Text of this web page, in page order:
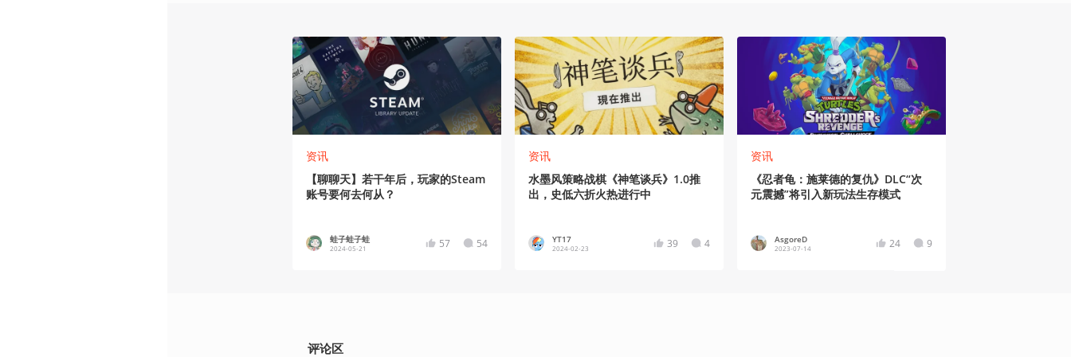
资讯
【聊聊天】若干年后，玩家的Steam
账号要何去何从？
蛙子蛙子蛙
2024-05-21 57 54
资讯
水墨风策略战棋《神笔谈兵》1.0推
出，史低六折火热进行中
YT17
2024-02-23 39 4
资讯
《忍者龟：施莱德的复仇》DLC“次
元震撼”将引入新玩法生存模式
AsgoreD
2023-07-14 24 9
评论区